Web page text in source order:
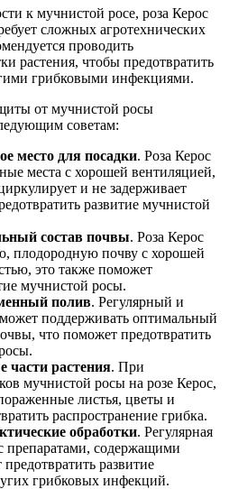
к мучнистой росе, роза Керос
сложных агротехнических
проводить
растения, чтобы предотвратить
грибковыми инфекциями.
от мучнистой росы
советам:
место для посадки. Роза Керос
места с хорошей вентиляцией,
и не задерживает
развитие мучнистой
состав почвы. Роза Керос
плодородную почву с хорошей
это также поможет
мучнистой росы.
полив. Регулярный и
поддерживать оптимальный
что поможет предотвратить
части растения. При
мучнистой росы на розе Керос,
листья, цветы и
распространение грибка.
обработки. Регулярная
препаратами, содержащими
развитие
грибковых инфекций.